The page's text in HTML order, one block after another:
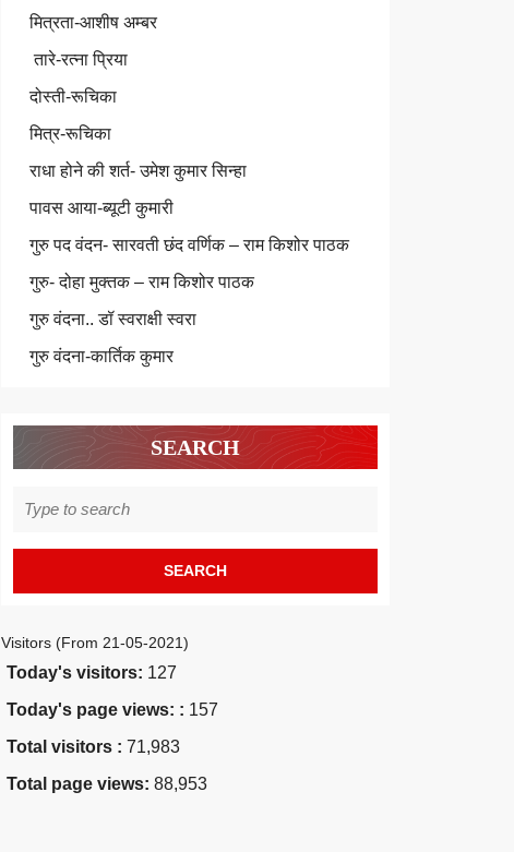
मित्रता-आशीष अम्बर
तारे-रत्ना प्रिया
दोस्ती-रूचिका
मित्र-रूचिका
राधा होने की शर्त- उमेश कुमार सिन्हा
पावस आया-ब्यूटी कुमारी
गुरु पद वंदन- सारवती छंद वर्णिक – राम किशोर पाठक
गुरु- दोहा मुक्तक – राम किशोर पाठक
गुरु वंदना.. डॉ स्वराक्षी स्वरा
गुरु वंदना-कार्तिक कुमार
SEARCH
for:
Visitors (From 21-05-2021)
Today's visitors: 127
Today's page views: : 157
Total visitors : 71,983
Total page views: 88,953